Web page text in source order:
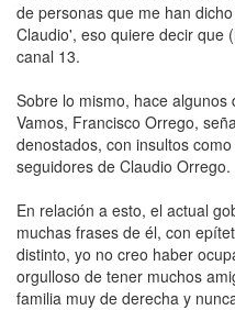
de personas que me han
Claudio', eso quiere decir que
canal 13.
Sobre lo mismo, hace
Vamos, Francisco Orrego,
denostados, con insultos
seguidores de Claudio Orrego.
En relación a esto, el actual
muchas frases de él, con
distinto, yo no creo haber
orgulloso de tener muchos
familia muy de derecha y